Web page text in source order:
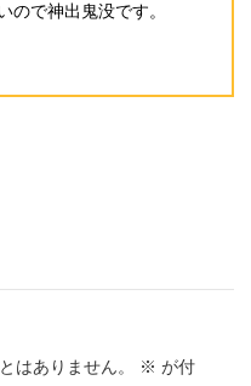
ので神出鬼没です。
はありません。 ※ が付